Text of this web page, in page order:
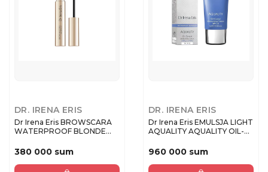
DR. IRENA ERIS
Dr Irena Eris BROWSCARA
WATERPROOF BLONDE
380 000 sum
DR. IRENA ERIS
Dr Irena Eris EMULSJA LIGHT
AQUALITY AQUALITY OIL-...
960 000 sum